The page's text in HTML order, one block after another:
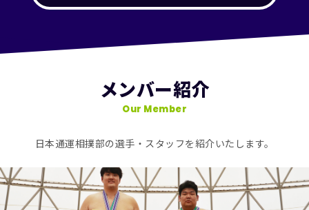
メンバー紹介
Our Member
日本通運相撲部の選手・スタッフを紹介いたします。